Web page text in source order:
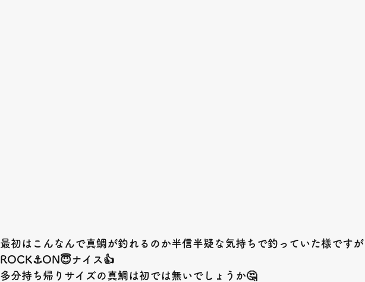
最初はこんなんで真鯛が釣れるのか半信半疑な気持ちで釣っていた様です
ROCK⚓️ON😇ナイス👍
多分持ち帰りサイズの真鯛は初では無いでしょうか🤔